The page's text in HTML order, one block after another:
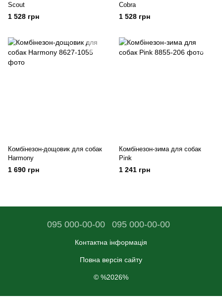
Scout
1 528 грн
Cobra
1 528 грн
Комбінезон-дощовик для собак
Harmony
1 690 грн
Комбінезон-зима для собак
Pink
1 241 грн
095 000-00-00 095 000-00-00
Контактна інформація
Повна версія сайту
© %2026%